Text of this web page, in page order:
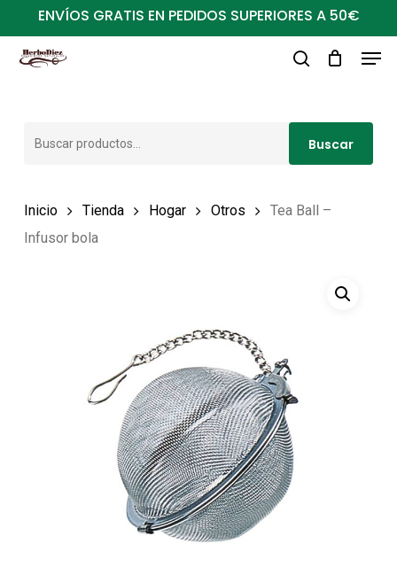
al
contenido
ENVÍOS GRATIS EN PEDIDOS SUPERIORES A 50€
Buscar
Inicio Tienda Hogar Otros
Tea Ball –
Infusor bola
Close